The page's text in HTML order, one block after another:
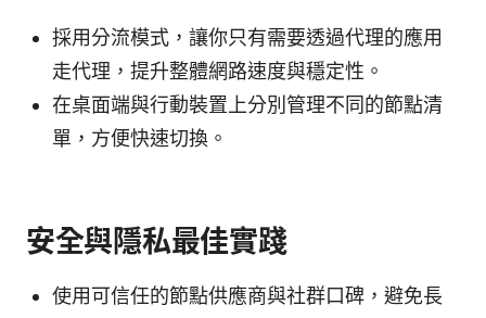
採用分流模式，讓你只有需要透過代理的應用
走代理，提升整體網路速度與穩定性。
在桌面端與行動裝置上分別管理不同的節點清
單，方便快速切換。
安全與隱私最佳實踐
使用可信任的節點供應商與社群口碑，避免長